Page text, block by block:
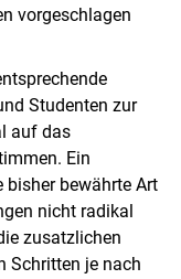
vorgeschlagen
Studenten zur
auf das
Ein
bewährte Art
nicht radikal
zusatzlichen
Schritten je nach